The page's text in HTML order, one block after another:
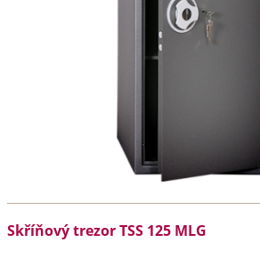
Skříňový trezor TSS 125 MLG